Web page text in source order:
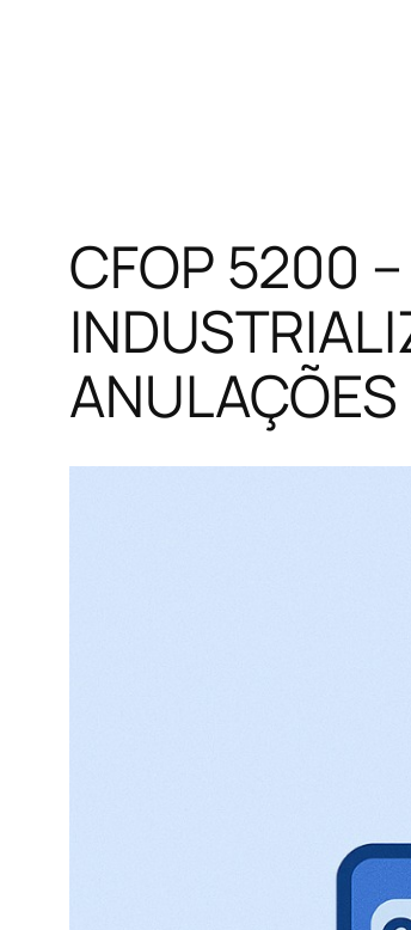
CFOP 5200
ANULAÇÕES